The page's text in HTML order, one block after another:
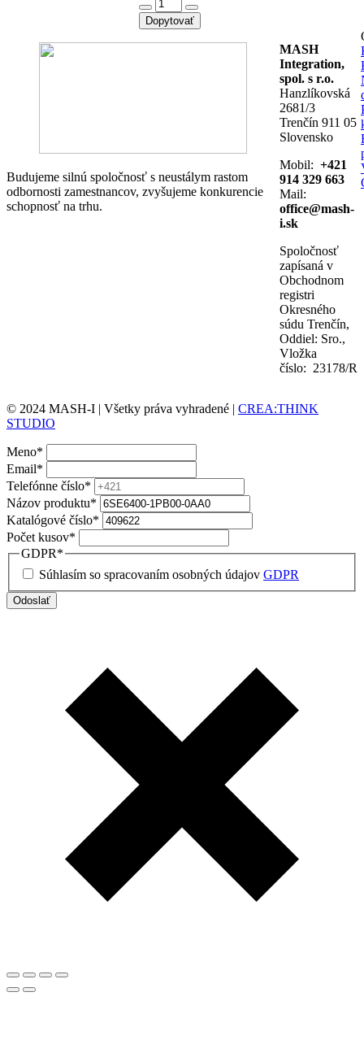
6SE6400-
1PB00-
0AA0
Dopytovať
Budujeme silnú spoločnosť s neustálym rastom
odbornosti zamestnancov, zvyšujeme konkurencie
schopnosť na trhu.
MASH
Integration,
spol. s r.o.
Hanzlíkovská
2681/3
Trenčín 911 05
Slovensko
Mobil: +421
914 329 663
Mail:
office@mash-
i.sk
Spoločnosť
zapísaná v
Obchodnom
registri
Okresného
súdu Trenčín,
Oddiel: Sro.,
Vložka
číslo: 23178/R
© 2024 MASH-I | Všetky práva vyhradené | CREA:THINK
STUDIO
Meno*
Email*
Telefónne číslo*
Názov produktu*
Katalógové číslo*
Počet kusov*
GDPR*
Súhlasím so spracovaním osobných údajov GDPR
Odoslať